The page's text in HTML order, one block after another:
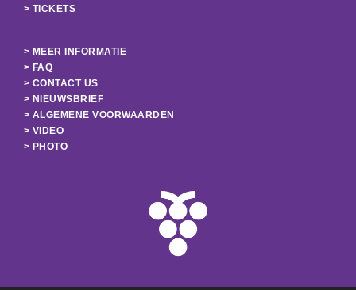
> TICKETS
> MEER INFORMATIE
> FAQ
> CONTACT US
> NIEUWSBRIEF
> ALGEMENE VOORWAARDEN
> VIDEO
> PHOTO